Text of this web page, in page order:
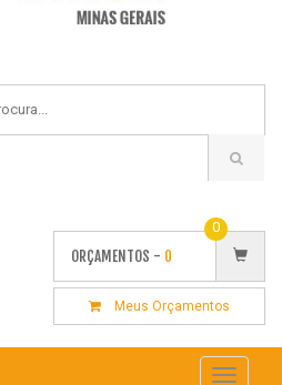
ORÇAMENTOS - 0
0
Meus Orçamentos
Toggle